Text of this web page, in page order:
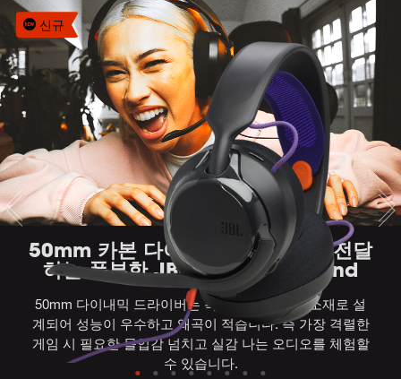
신규
50mm 카본 다이내믹 드라이버가 전달
하는 풍부한 JBL Quantum Sound
50mm 다이내믹 드라이버는 독특한 카본 댐핑 소재로 설
계되어 성능이 우수하고 왜곡이 적습니다. 즉 가장 격렬한
게임 시 필요한 몰입감 넘치고 실감 나는 오디오를 체험할
수 있습니다.